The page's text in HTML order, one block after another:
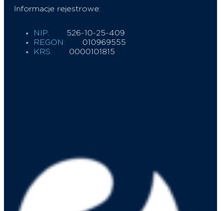
Informacje rejestrowe:
NIP:
526-10-25-409
REGON:
010969555
KRS:
0000101815